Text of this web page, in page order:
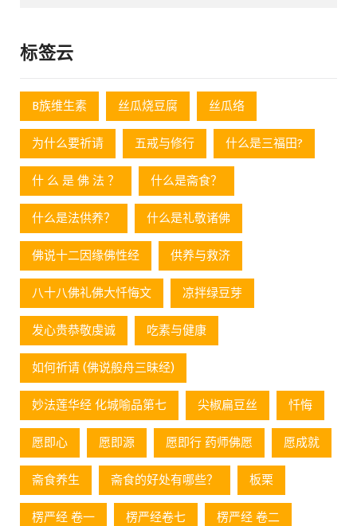
标签云
B族维生素 丝瓜烧豆腐 丝瓜络
为什么要祈请 五戒与修行 什么是三福田?
什 么 是 佛 法 ？ 什么是斋食？
什么是法供养？ 什么是礼敬诸佛
佛说十二因缘佛性经 供养与救济
八十八佛礼佛大忏悔文 凉拌绿豆芽
发心贵恭敬虔诚 吃素与健康
如何祈请 (佛说般舟三昧经)
妙法莲华经 化城喻品第七 尖椒扁豆丝 忏悔
愿即心 愿即源 愿即行 药师佛愿 愿成就
斋食养生 斋食的好处有哪些？ 板栗
楞严经 卷一 楞严经卷七 楞严经 卷二